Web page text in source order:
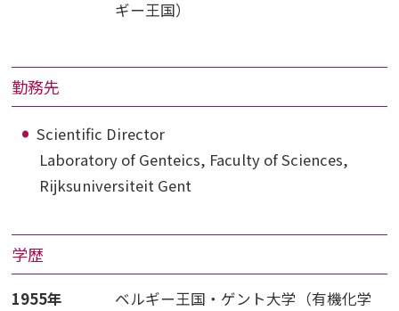
ギー王国）
勤務先
Scientific Director
Laboratory of Genteics, Faculty of Sciences,
Rijksuniversiteit Gent
学歴
1955年
ベルギー王国・ゲント大学（有機化学